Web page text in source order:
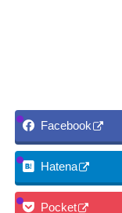
Facebook
Hatena
Pocket